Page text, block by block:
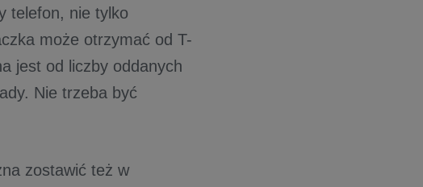
telefon, nie tylko
może otrzymać od T-
jest od liczby oddanych
Nie trzeba być
zostawić też w